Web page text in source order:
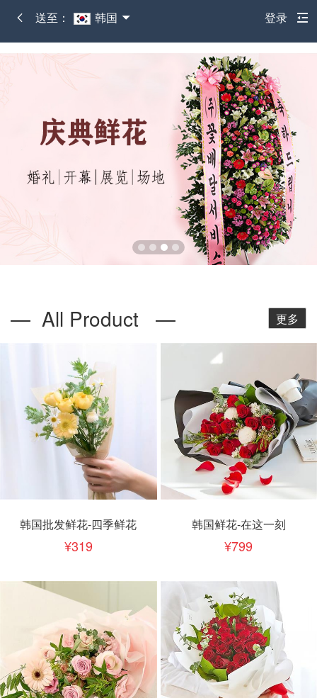
送至： 韩国 登录
— All Product — 更多
韩国批发鲜花-四季鲜花
319
韩国鲜花-在这一刻
799